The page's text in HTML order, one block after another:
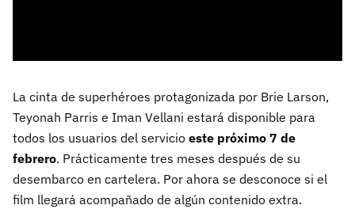
La cinta de superhéroes protagonizada por Brie Larson,
Teyonah Parris e Iman Vellani estará disponible para
todos los usuarios del servicio este próximo 7 de
febrero. Prácticamente tres meses después de su
desembarco en cartelera. Por ahora se desconoce si el
film llegará acompañado de algún contenido extra.